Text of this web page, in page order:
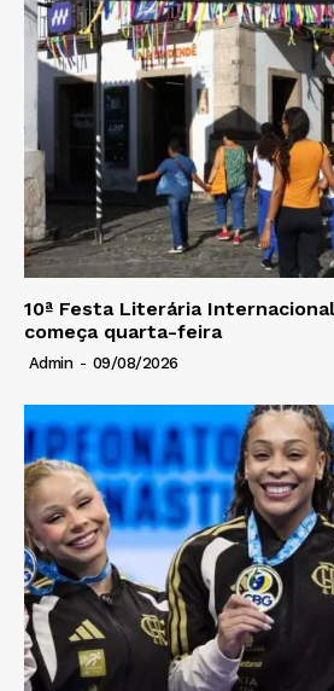
10ª Festa Literária
começa quarta-feira
Admin - 09/08/2026